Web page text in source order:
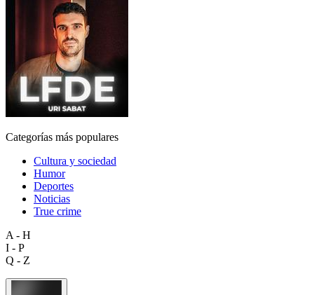
Categorías más populares
Cultura y sociedad
Humor
Deportes
Noticias
True crime
A - H
I - P
Q - Z